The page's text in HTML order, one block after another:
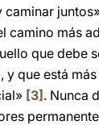
caminar
camino más
que debe
que está
[3] . Nunca